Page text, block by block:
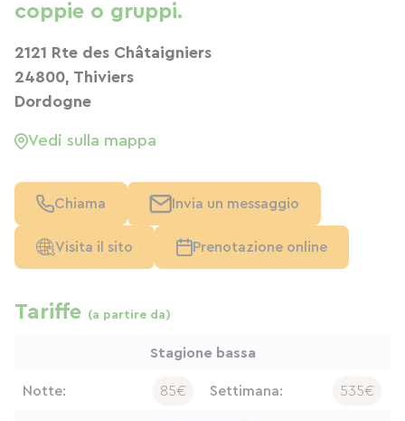
coppie o gruppi.
2121 Rte des Châtaigniers
24800, Thiviers
Dordogne
Vedi sulla mappa
Chiama Invia un messaggio
Visita il sito Prenotazione online
Tariffe (a partire da)
Stagione bassa
Notte: 85€ Settimana: 535€